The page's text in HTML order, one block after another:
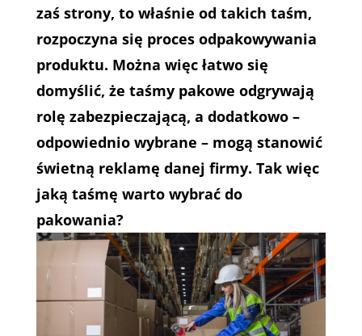
zaś strony, to właśnie od takich taśm,
rozpoczyna się proces odpakowywania
produktu. Można więc łatwo się
domyślić, że taśmy pakowe odgrywają
rolę zabezpieczającą, a dodatkowo –
odpowiednio wybrane – mogą stanowić
świetną reklamę danej firmy. Tak więc
jaką taśmę warto wybrać do
pakowania?